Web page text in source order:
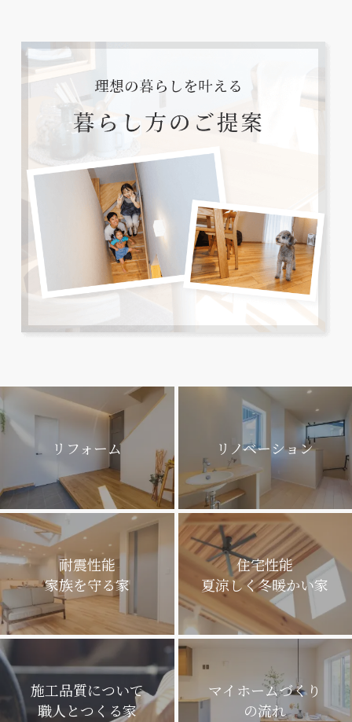
リフォーム リノベーション
耐震性能
家族を守る家
住宅性能
夏涼しく冬暖かい家
施工品質について
職人とつくる家
マイホームづくり
の流れ